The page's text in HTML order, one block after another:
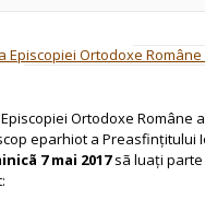
Episcopiei Ortodoxe Române
Ortodoxe Române
eparhiot a Preasfințitului
7 mai 2017sã luați parte